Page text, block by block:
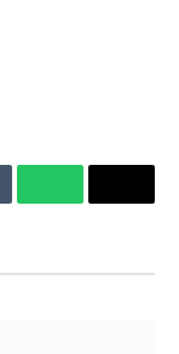
WhatsApp
Email